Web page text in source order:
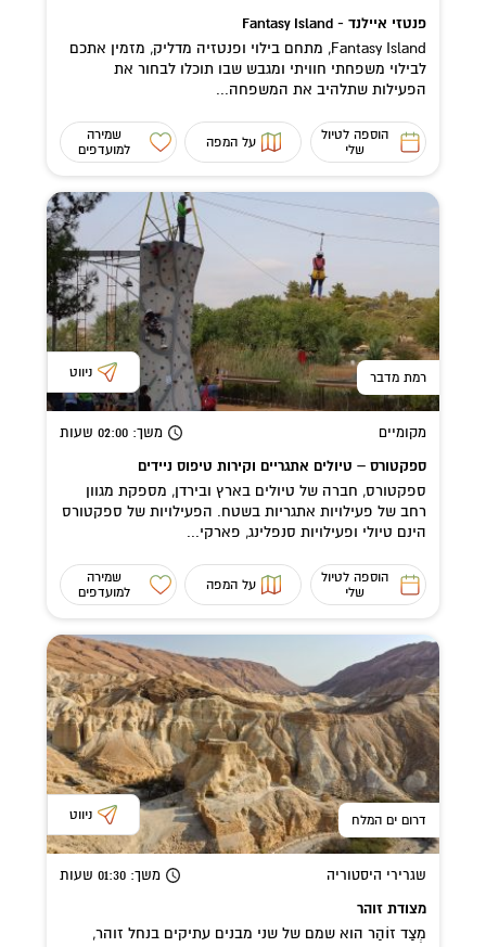
פנטזי איילנד - Fantasy Island
Fantasy Island, מתחם בילוי ופנטזיה מדליק, מזמין אתכם
לבילוי משפחתי חוויתי ומגבש שבו תוכלו לבחור את
הפעילות שתלהיב את המשפחה...
הוספה לטיול
שלי
על המפה
שמירה
למועדפים
רמת מדבר ניווט
מקומיים משך: 02:00 שעות
ספקטורס – טיולים אתגריים וקירות טיפוס ניידים
ספקטורס, חברה של טיולים בארץ ובירדן, מספקת מגוון
רחב של פעילויות אתגריות בשטח. הפעילויות של ספקטורס
הינם טיולי ופעילויות סנפלינג, פארקי...
הוספה לטיול
שלי
על המפה
שמירה
למועדפים
דרום ים המלח ניווט
שגרירי היסטוריה משך: 01:30 שעות
מצודת זוהר
מְצַד זוֹהַר הוא שמם של שני מבנים עתיקים בנחל זוהר,